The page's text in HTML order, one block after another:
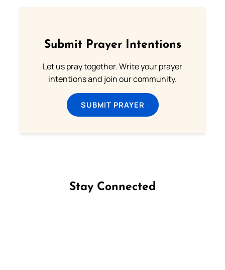
Submit Prayer Intentions
Let us pray together. Write your prayer
intentions and join our community.
SUBMIT PRAYER
Stay Connected